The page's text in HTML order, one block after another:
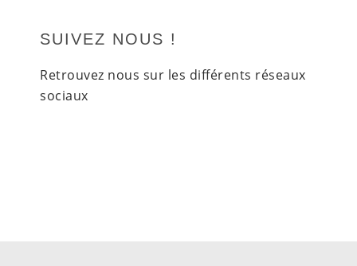
SUIVEZ NOUS !
Retrouvez nous sur les différents réseaux
sociaux